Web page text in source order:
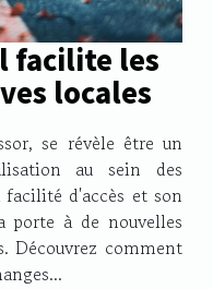
facilite les
locales
se révèle être un
au sein des
facilité d'accès et son
porte à de nouvelles
Découvrez comment